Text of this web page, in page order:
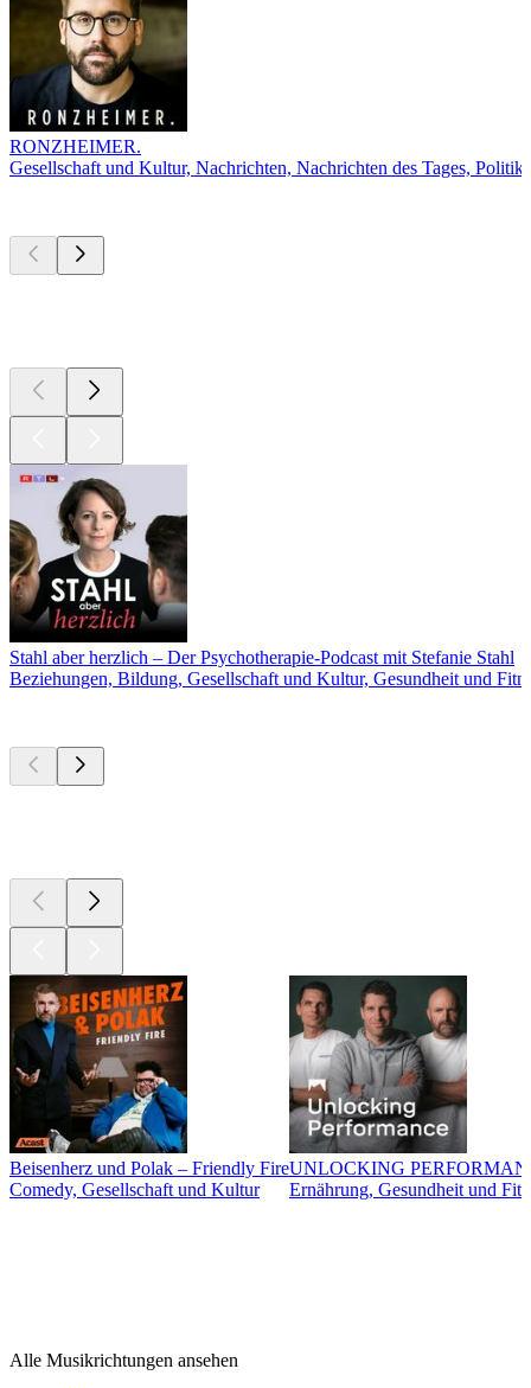
RONZHEIMER.
Gesellschaft und Kultur, Nachrichten, Nachrichten des Tages, Politik
Stahl aber herzlich – Der Psychotherapie-Podcast mit Stefanie Stahl
Beziehungen, Bildung, Gesellschaft und Kultur, Gesundheit und
Beisenherz und Polak – Friendly Fire
Comedy, Gesellschaft und Kultur
UNLOCKING
Ernährung, Gesundheit und
Alle Musikrichtungen ansehen